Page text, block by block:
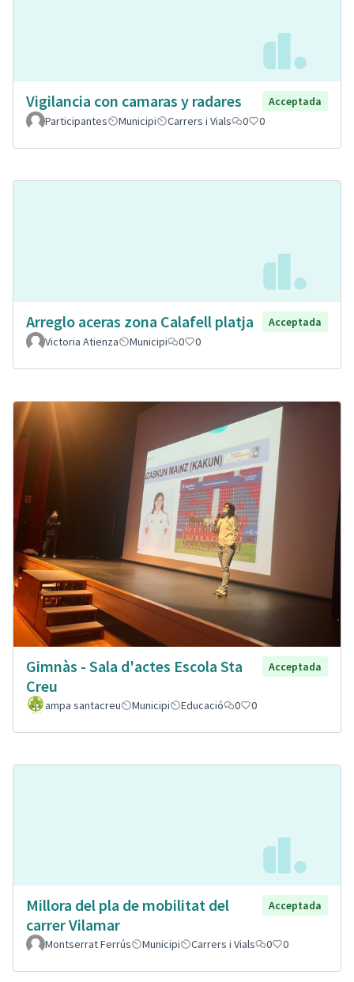
Vigilancia con camaras y radares
Acceptada
Participantes
Municipi Carrers i Vials 0 0
Arreglo aceras zona Calafell platja
Acceptada
Victoria Atienza
Municipi 0 0
Gimnàs - Sala d'actes Escola Sta
Creu
Acceptada
ampa santacreu Municipi Educació 0 0
Millora del pla de mobilitat del
carrer Vilamar
Acceptada
Montserrat Ferrús Municipi Carrers i Vials 0 0